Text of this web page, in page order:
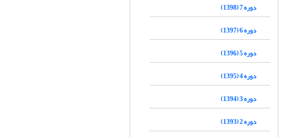
دوره 7 (1398)
دوره 6 (1397)
دوره 5 (1396)
دوره 4 (1395)
دوره 3 (1394)
دوره 2 (1393)